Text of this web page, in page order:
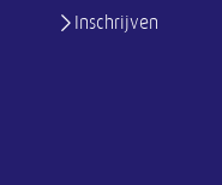
Inschrijven